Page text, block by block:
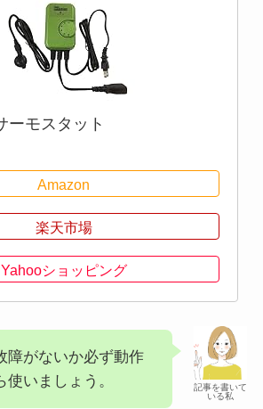
ーモスタット
Amazon
楽天市場
Yahooショッピング
記事を書いて
いる私
障がないか必ず動作
いましょう。